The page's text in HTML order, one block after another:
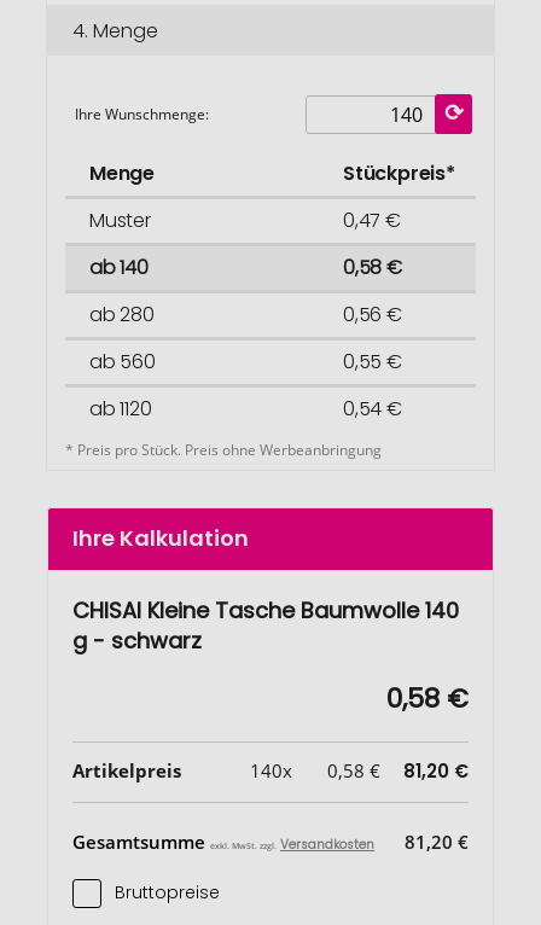
4. Menge
Ihre Wunschmenge:
Menge
Stückpreis*
Muster
0,47 €
ab 140
0,58 €
ab 280
0,56 €
ab 560
0,55 €
ab 1120
0,54 €
* Preis pro Stück. Preis ohne Werbeanbringung
Ihre Kalkulation
CHISAI Kleine Tasche Baumwolle 140
g - schwarz
0,58 €
Artikelpreis 140x 0,58 € 81,20 €
Gesamtsumme exkl. MwSt. zzgl. Versandkosten 81,20 €
Bruttopreise